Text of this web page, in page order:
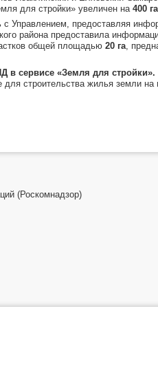
для стройки» увеличен на 400 га
предоставляя
района предоставила
общей площадью 20 га,
сервисе «Земля для стройки».
для строительства жилья
(Роскомнадзор)